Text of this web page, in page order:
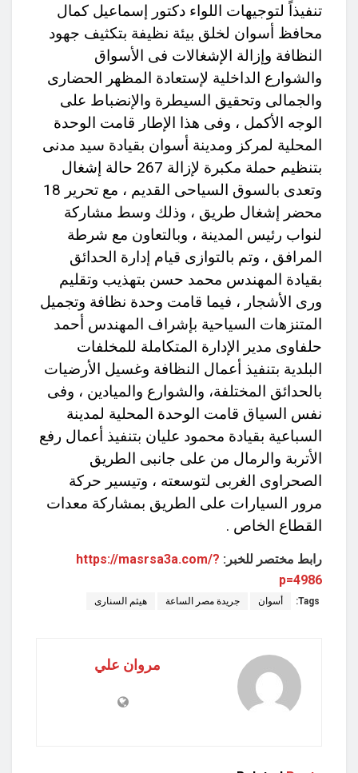
تنفيذاً لتوجيهات اللواء دكتور إسماعيل كمال
محافظ أسوان لخلق بيئة نظيفة بتكثيف جهود
النظافة وإزالة الإشغالات فى الأسواق
والشوارع الداخلية لإستعادة المظهر الحضارى
والجمالى وتحقيق السيطرة والإنضباط على
الوجه الأكمل ، وفى هذا الإطار قامت الوحدة
المحلية لمركز ومدينة أسوان بقيادة سيد مدنى
بتنظيم حملة مكبرة لإزالة 267 حالة إشغال
وتعدى بالسوق السياحى القديم ، مع تحرير 18
محضر إشغال طريق ، وذلك وسط مشاركة
لنواب رئيس المدينة ، وبالتعاون مع شرطة
المرافق ، وتم بالتوازى قيام إدارة الحدائق
بقيادة المهندس محمد حسن بتهذيب وتقليم
ورى الأشجار ، فيما قامت وحدة نظافة وتجميل
المتنزهات السياحية بإشراف المهندس أحمد
حلفاوى مدير الإدارة المتكاملة للمخلفات
البلدية بتنفيذ أعمال النظافة وغسيل الأرضيات
بالحدائق المختلفة، والشوارع والميادين ، وفى
نفس السياق قامت الوحدة المحلية لمدينة
السباعية بقيادة محمود عليان بتنفيذ أعمال رفع
الأتربة والرمال من على جانبى الطريق
الصحراوى الغربى لتوسعته ، وتيسير حركة
مرور السيارات على الطريق بمشاركة معدات
القطاع الخاص .
رابط مختصر للخبر: https://masrsa3a.com/?
p=4986
Tags: أسوان جريدة مصر الساعة هيثم السنارى
مروان علي